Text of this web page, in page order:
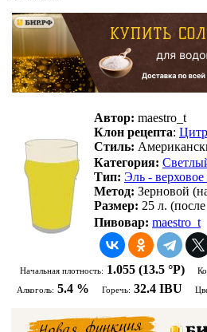
Автор: maestro_t
Клон рецепта:
Стиль:
Категория:
Тип: Эль -
Метод: Зерновой
Размер: 25 л.
Пивовар: maestro_t
Начальная плотность: 1.055 (13.5 °P)
Алкоголь: 5.4 % Горечь: 32.4 IBU